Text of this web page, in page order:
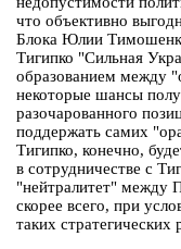
что объективно
Блока Юлии
Тигипко "Сильная
образованием между
некоторые шансы
разочарованного
поддержать самих
Тигипко, конечно,
в сотрудничестве с
"нейтралитет" между
скорее всего, при
таких стратегических